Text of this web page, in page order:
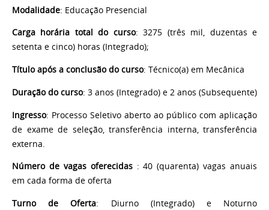
Modalidade: Educação Presencial
Carga horária total do curso: 3275 (três mil, duzentas e
setenta e cinco) horas (Integrado);
Título após a conclusão do curso: Técnico(a) em Mecânica
Duração do curso: 3 anos (Integrado) e 2 anos (Subsequente)
Ingresso: Processo Seletivo aberto ao público com aplicação
de exame de seleção, transferência interna, transferência
externa.
Número de vagas oferecidas: 40 (quarenta) vagas anuais
em cada forma de oferta
Turno de Oferta: Diurno (Integrado) e Noturno